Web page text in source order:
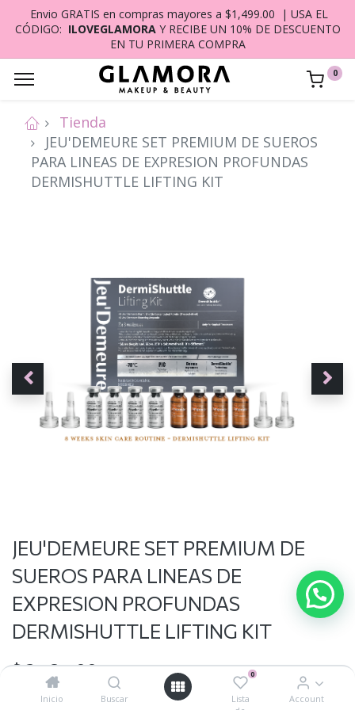
Inicio Buscar
0
Lista
Account
Envio GRATIS en compras mayores a $1,499.00 | USA EL
CÓDIGO: ILOVEGLAMORA Y RECIBE UN 10% DE DESCUENTO
EN TU PRIMERA COMPRA
0
Tienda
JEU'DEMEURE SET PREMIUM DE SUEROS
PARA LINEAS DE EXPRESION PROFUNDAS
DERMISHUTTLE LIFTING KIT
JEU'DEMEURE SET PREMIUM DE
SUEROS PARA LINEAS DE
EXPRESION PROFUNDAS
DERMISHUTTLE LIFTING KIT
$2,784.00 $3,480.00